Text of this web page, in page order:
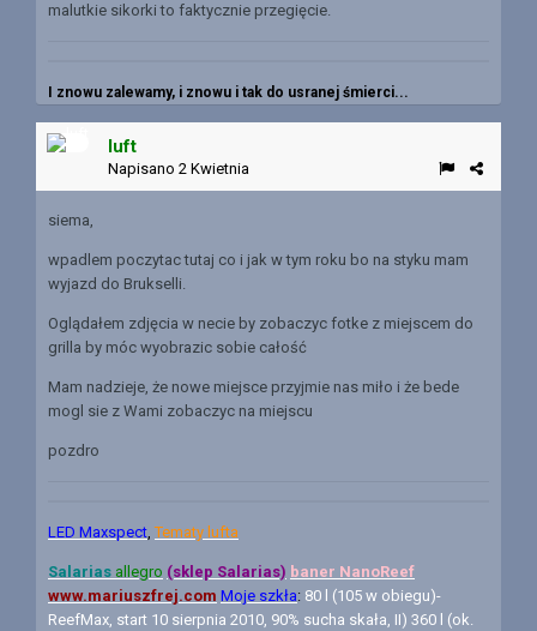
malutkie sikorki to faktycznie przegięcie.
I znowu zalewamy, i znowu i tak do usranej śmierci...
luft
Napisano 2 Kwietnia
siema,
wpadlem poczytac tutaj co i jak w tym roku bo na styku mam
wyjazd do Brukselli.
Oglądałem zdjęcia w necie by zobaczyc fotke z miejscem do
grilla by móc wyobrazic sobie całość
Mam nadzieje, że nowe miejsce przyjmie nas miło i że bede
mogl sie z Wami zobaczyc na miejscu
pozdro
LED Maxspect ,Tematy lufta
Salarias allegro (sklep Salarias) baner NanoReef
www.mariuszfrej.com Moje szkła: 80 l (105 w obiegu)-
ReefMax, start 10 sierpnia 2010, 90% sucha skała, II) 360 l (ok.